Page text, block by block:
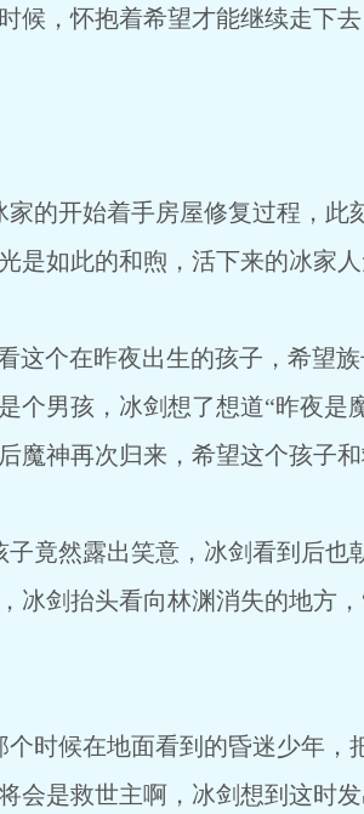
候，怀抱着希望才能继续走下
着手房屋修复过程，此刻的
是如此的和煦，活下来的冰家人
昨夜出生的孩子，希望族长
个男孩，冰剑想了想道“昨夜是
魔神再次归来，希望这个孩子
出笑意，冰剑看到后也朝
冰剑抬头看向林渊消失的地方
地面看到的昏迷少年，把
会是救世主啊，冰剑想到这时